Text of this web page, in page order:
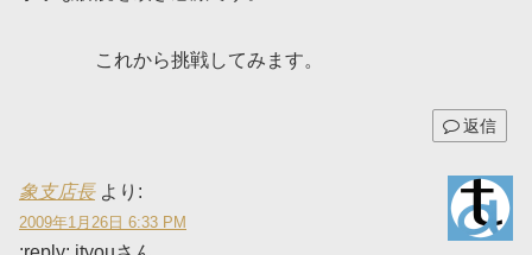
これから挑戦してみます。
返信
象支店長 より:
2009年1月26日 6:33 PM